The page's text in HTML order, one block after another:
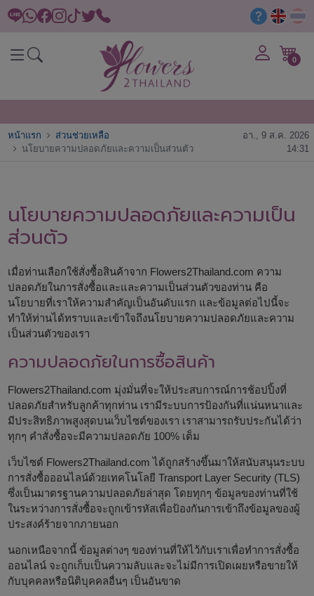
0
หน้าแรก
ส่วนช่วยเหลือ
นโยบายความปลอดภัยและความเป็นส่วนตัว
อา., 9 ส.ค. 2026
14:31
นโยบายความปลอดภัยและความเป็น
ส่วนตัว
เมื่อท่านเลือกใช้สั่งซื้อสินค้าจาก Flowers2Thailand.com ความ
ปลอดภัยในการสั่งซื้อและและความเป็นส่วนตัวของท่าน คือ
นโยบายที่เราให้ความสำคัญเป็นอันดับแรก และข้อมูลต่อไปนี้จะ
ทำให้ท่านได้ทราบและเข้าใจถึงนโยบายความปลอดภัยและความ
เป็นส่วนตัวของเรา
ความปลอดภัยในการซื้อสินค้า
Flowers2Thailand.com มุ่งมั่นที่จะให้ประสบการณ์การช้อปปิ้งที่
ปลอดภัยสำหรับลูกค้าทุกท่าน เรามีระบบการป้องกันที่แน่นหนาและ
มีประสิทธิภาพสูงสุดบนเว็บไซต์ของเรา เราสามารถรับประกันได้ว่า
ทุกๆ คำสั่งซื้อจะมีความปลอดภัย 100% เต็ม
เว็บไซต์ Flowers2Thailand.com ได้ถูกสร้างขึ้นมาให้สนับสนุนระบบ
การสั่งซื้อออนไลน์ด้วยเทคโนโลยี Transport Layer Security (TLS)
ซึ่งเป็นมาตรฐานความปลอดภัยล่าสุด โดยทุกๆ ข้อมูลของท่านที่ใช้
ในระหว่างการสั่งซื้อจะถูกเข้ารหัสเพื่อป้องกันการเข้าถึงข้อมูลของผู้
ประสงค์ร้ายจากภายนอก
นอกเหนือจากนี้ ข้อมูลต่างๆ ของท่านที่ให้ไว้กับเราเพื่อทำการสั่งซื้อ
ออนไลน์ จะถูกเก็บเป็นความลับและจะไม่มีการเปิดเผยหรือขายให้
กับบุคคลหรือนิติบุคคลอื่นๆ เป็นอันขาด